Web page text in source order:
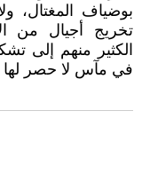
بوضياف المغتال،
تخريج أجيال من
الكثير منهم إلى
في مآس لا حصر